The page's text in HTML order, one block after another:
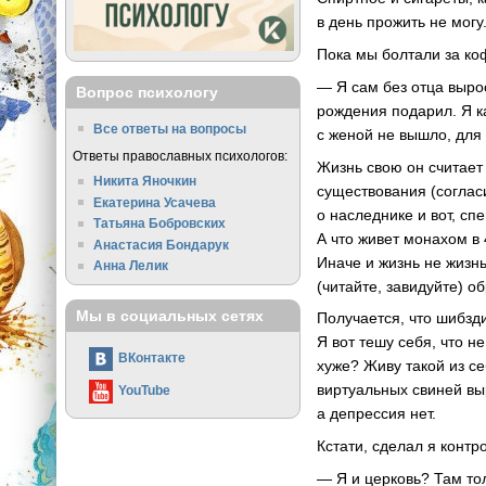
в день прожить не
Пока мы болтали за
— Я сам без отца
рождения подарил. Я
с женой не вышло, для
Жизнь свою он
существования
о наследнике и вот,
А что живет монахом в
Иначе и жизнь не
(читайте, завидуйте)
Получается, что
Я вот тешу себя, что
хуже? Живу такой из
виртуальных свиней
а депрессия нет.
Кстати, сделал я
— Я и церковь? Там
Вопрос психологу
Все ответы на вопросы
Ответы православных психологов:
Никита Яночкин
Екатерина Усачева
Татьяна Бобровских
Анастасия Бондарук
Анна Лелик
Мы в социальных сетях
ВКонтакте
YouTube